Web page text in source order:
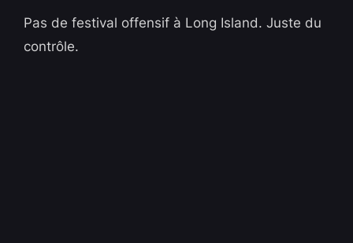
Pas de festival offensif à Long Island. Juste du
contrôle.